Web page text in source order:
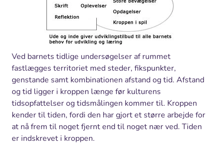
Ved barnets tidlige undersøgelser af rummet
fastlægges territoriet med steder, fikspunkter,
genstande samt kombinationen afstand og tid. Afstand
og tid ligger i kroppen længe før kulturens
tidsopfattelser og tidsmålingen kommer til. Kroppen
kender til tiden, fordi den har gjort et større arbejde for
at nå frem til noget fjernt end til noget nær ved. Tiden
er indskrevet i kroppen.